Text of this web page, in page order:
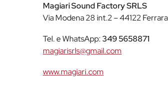
Magiari Sound Factory SRLS
Via Modena 28 int.2 – 44122 Ferrara
Tel. e WhatsApp:349 5658871
magiarisrls@gmail.com
www.magiari.com